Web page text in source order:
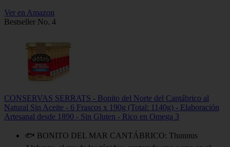
Ver en Amazon
Bestseller No. 4
CONSERVAS SERRATS - Bonito del Norte del Cantábrico al
Natural Sin Aceite - 6 Frascos x 190g (Total: 1140g) - Elaboración
Artesanal desde 1890 - Sin Gluten - Rico en Omega 3
🐟 BONITO DEL MAR CANTÁBRICO: Thunnus